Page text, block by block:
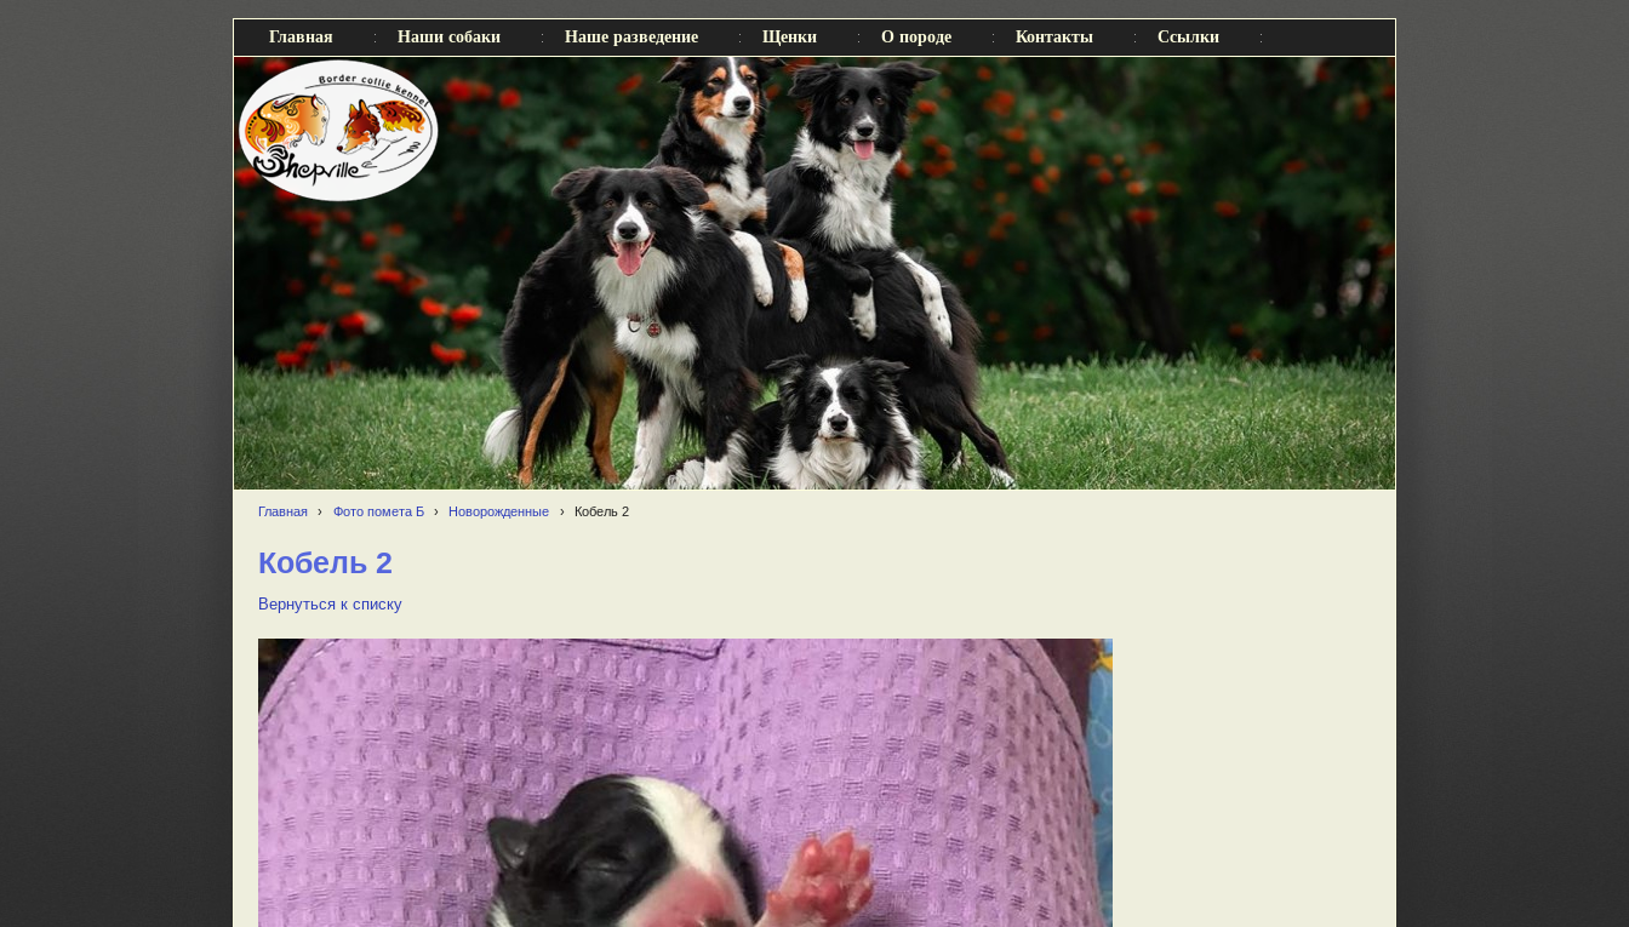
Главная Наши собаки Наше разведение Щенки О породе Контакты Ссылки
Главная › Фото помета Б › Новорожденные › Кобель 2
Кобель 2
Вернуться к списку